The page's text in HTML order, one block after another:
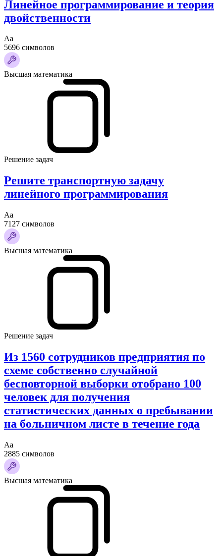
Линейное программирование и теория
двойственности
Аа
5696 символов
Высшая математика
Решение задач
Решите транспортную задачу
линейного программирования
Аа
7127 символов
Высшая математика
Решение задач
Из 1560 сотрудников предприятия по
схеме собственно случайной
бесповторной выборки отобрано 100
человек для получения
статистических данных о пребывании
на больничном листе в течение года
Аа
2885 символов
Высшая математика